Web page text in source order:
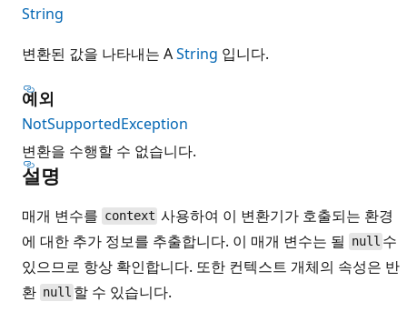
String
변환된 값을 나타내는 AString 입니다.
예외
NotSupportedException
변환을 수행할 수 없습니다.
설명
매개 변수를 context 사용하여 이 변환기가 호출되는 환경
에 대한 추가 정보를 추출합니다. 이 매개 변수는 될
null 수
있으므로 항상 확인합니다. 또한 컨텍스트 개체의 속성은 반
환 null 할 수 있습니다.